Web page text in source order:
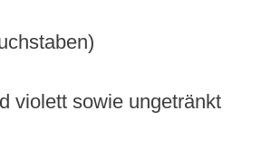
violett sowie ungetränkt